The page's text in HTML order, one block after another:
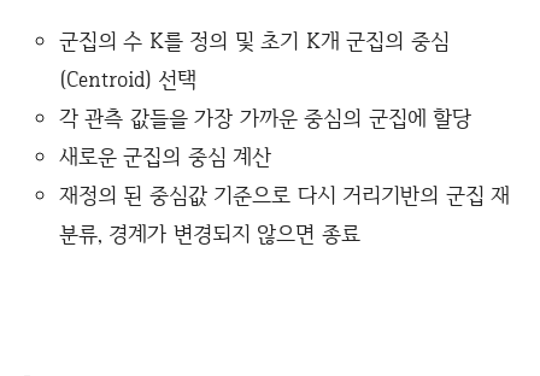
군집의 수 K를 정의 및 초기 K개 군집의 중심
(Centroid) 선택
각 관측 값들을 가장 가까운 중심의 군집에 할당
새로운 군집의 중심 계산
재정의 된 중심값 기준으로 다시 거리기반의 군집 재
분류, 경계가 변경되지 않으면 종료